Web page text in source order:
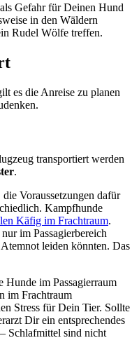
Gefahr für Deinen Hund
in den Wäldern
Rudel Wölfe treffen.
es die Anreise zu planen
transportiert werden
.
Voraussetzungen dafür
Kampfhunde
Käfig im Frachtraum.
im Passagierbereich
leiden könnten. Das
Hunde im Passagierraum
im Frachtraum
Stress für Dein Tier. Sollte
Dir ein entsprechendes
Schlafmittel sind nicht